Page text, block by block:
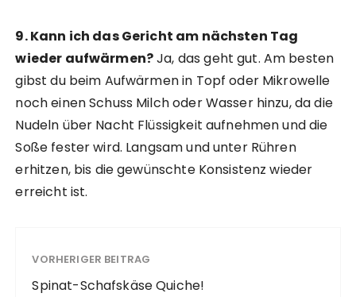
9. Kann ich das Gericht am nächsten Tag
wieder aufwärmen?Ja, das geht gut. Am besten
gibst du beim Aufwärmen in Topf oder Mikrowelle
noch einen Schuss Milch oder Wasser hinzu, da die
Nudeln über Nacht Flüssigkeit aufnehmen und die
Soße fester wird. Langsam und unter Rühren
erhitzen, bis die gewünschte Konsistenz wieder
erreicht ist.
VORHERIGER BEITRAG
Spinat-Schafskäse Quiche!